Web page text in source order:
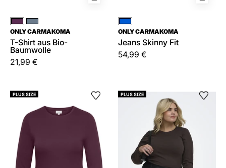
Rot Grau
ONLY CARMAKOMA
T-Shirt aus Bio-
Baumwolle
21,99 €
Blau
ONLY CARMAKOMA
Jeans Skinny Fit
54,99 €
Langarmshirt
aus
Baumwolle
PLUS SIZE
Langarmshirt
CRRILEY
aus
Baumwolle
PLUS SIZE